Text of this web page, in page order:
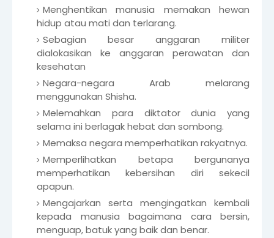
Menghentikan manusia memakan hewan
hidup atau mati dan terlarang.
Sebagian besar anggaran militer
dialokasikan ke anggaran perawatan dan
kesehatan
Negara-negara Arab melarang
menggunakan Shisha.
Melemahkan para diktator dunia yang
selama ini berlagak hebat dan sombong.
Memaksa negara memperhatikan rakyatnya.
Memperlihatkan betapa bergunanya
memperhatikan kebersihan diri sekecil
apapun.
Mengajarkan serta mengingatkan kembali
kepada manusia bagaimana cara bersin,
menguap, batuk yang baik dan benar.